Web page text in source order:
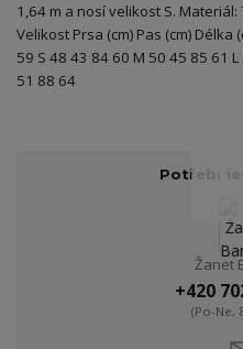
1,64 m a nosí velikost S.
Velikost Prsa (cm) Pas (cm) Délka
59 S 48 43 84 60 M 50 45 85 61
51 88 64
Žanet
+420
(Po-Ne,